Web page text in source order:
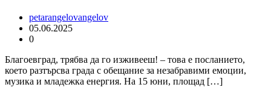
petarangelovangelov
05.06.2025
0
Благоевград, трябва да го изживееш! – това е посланието,
което разтърсва града с обещание за незабравими емоции,
музика и младежка енергия. На 15 юни, площад […]